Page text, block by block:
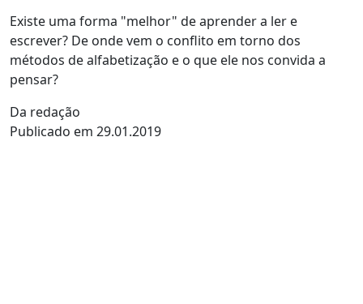
Existe uma forma "melhor" de aprender a ler e
escrever? De onde vem o conflito em torno dos
métodos de alfabetização e o que ele nos convida a
pensar?
Da redação
Publicado em 29.01.2019